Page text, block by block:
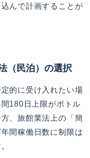
んで計画することが
（民泊）の選択
的に受け入れたい場
180日上限がボトル
、旅館業法上の「簡
間稼働日数に制限は